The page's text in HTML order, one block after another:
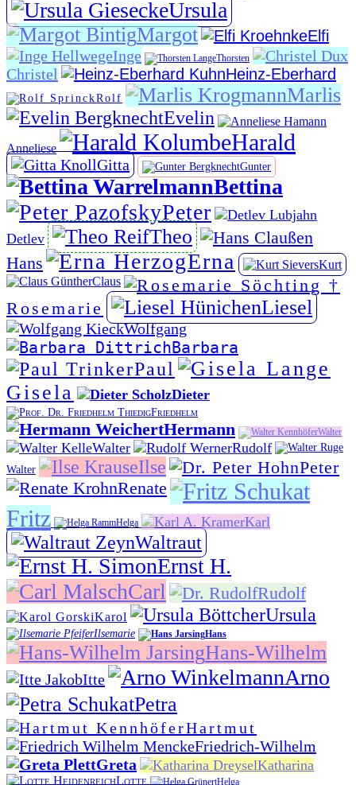
Ursula
Margot
Elfi
Inge
Thorsten
Christel Heinz-Eberhard
Rolf Marlis
Evelin
Anneliese Harald
Gitta Gunter
Bettina
Peter
Detlev Theo
Hans Erna
Kurt
Claus
Rosemarie Liesel
Wolfgang
Barbara
Paul
Gisela Dieter
Friedhelm
Hermann Walter
Walter Rudolf
Walter Ilse
Peter
Renate
Fritz Helga Karl
Waltraut
Ernst H.
Carl
Rudolf
Karol Ursula
Ilsemarie Hans
Hans-Wilhelm
Itte Arno
Petra
Hartmut
Friedrich-Wilhelm
Greta
Katharina
Lotte Helga